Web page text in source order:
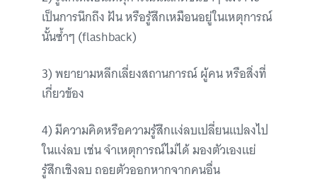
เป็นการนึกถึง ฝัน หรือรู้สึกเหมือนอยู่ในเหตุการณ์
นั้นซ้ำๆ (flashback)
3) พยายามหลีกเลี่ยงสถานการณ์ ผู้คน หรือสิ่งที่
เกี่ยวข้อง
4) มีความคิดหรือความรู้สึกแง่ลบเปลี่ยนแปลงไป
ในแง่ลบ เช่น จำเหตุการณ์ไม่ได้ มองตัวเองแย่
รู้สึกเชิงลบ ถอยตัวออกหากจากคนอื่น